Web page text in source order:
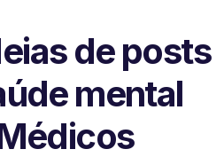
de posts
mental